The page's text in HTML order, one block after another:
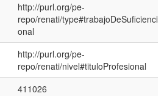
http://purl.org/pe-
repo/renati/
onal
http://purl.org/pe-
repo/renati/nivel#tituloProfesional
411026